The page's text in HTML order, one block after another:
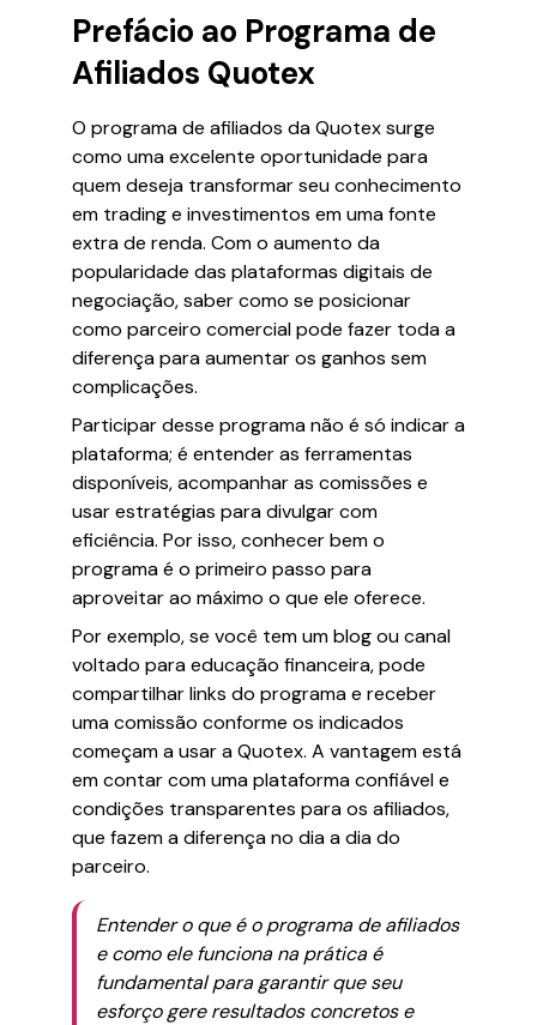
Prefácio ao Programa de
Afiliados Quotex
O programa de afiliados da Quotex surge
como uma excelente oportunidade para
quem deseja transformar seu conhecimento
em trading e investimentos em uma fonte
extra de renda. Com o aumento da
popularidade das plataformas digitais de
negociação, saber como se posicionar
como parceiro comercial pode fazer toda a
diferença para aumentar os ganhos sem
complicações.
Participar desse programa não é só indicar a
plataforma; é entender as ferramentas
disponíveis, acompanhar as comissões e
usar estratégias para divulgar com
eficiência. Por isso, conhecer bem o
programa é o primeiro passo para
aproveitar ao máximo o que ele oferece.
Por exemplo, se você tem um blog ou canal
voltado para educação financeira, pode
compartilhar links do programa e receber
uma comissão conforme os indicados
começam a usar a Quotex. A vantagem está
em contar com uma plataforma confiável e
condições transparentes para os afiliados,
que fazem a diferença no dia a dia do
parceiro.
Entender o que é o programa de afiliados
e como ele funciona na prática é
fundamental para garantir que seu
esforço gere resultados concretos e